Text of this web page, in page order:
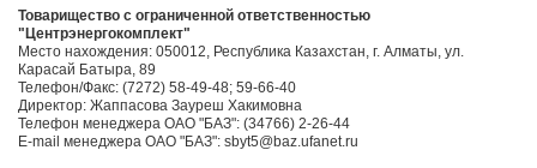
Товарищество с ограниченной ответственностью
"Центрэнергокомплект"
Место нахождения: 050012, Республика Казахстан, г. Алматы, ул.
Карасай Батыра, 89
Телефон/Факс: (7272) 58-49-48; 59-66-40
Директор: Жаппасова Зауреш Хакимовна
Телефон менеджера ОАО "БАЗ": (34766) 2-26-44
E-mail менеджера ОАО "БАЗ": sbyt5@baz.ufanet.ru